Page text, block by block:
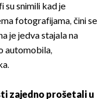
su snimili kad je
fotografijama, čini se
je jedva stajala na
automobila,
zajedno prošetali u